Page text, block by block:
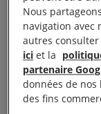
droits
exposition et
de guerre de
Nous
navigation avec
autres consulter
ici et la
partenaire
données de nos
des fins